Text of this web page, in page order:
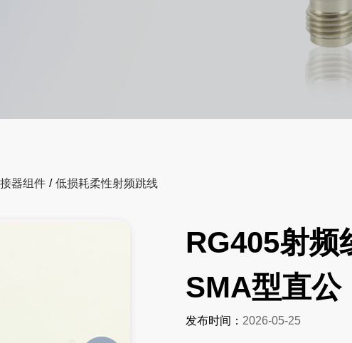
器组件 / 低损耗柔性射频跳线
RG405射频
SMA型直公
发布时间： 2026-05-25